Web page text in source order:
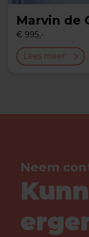
Marvin de
€ 995,-
Lees meer
Neem